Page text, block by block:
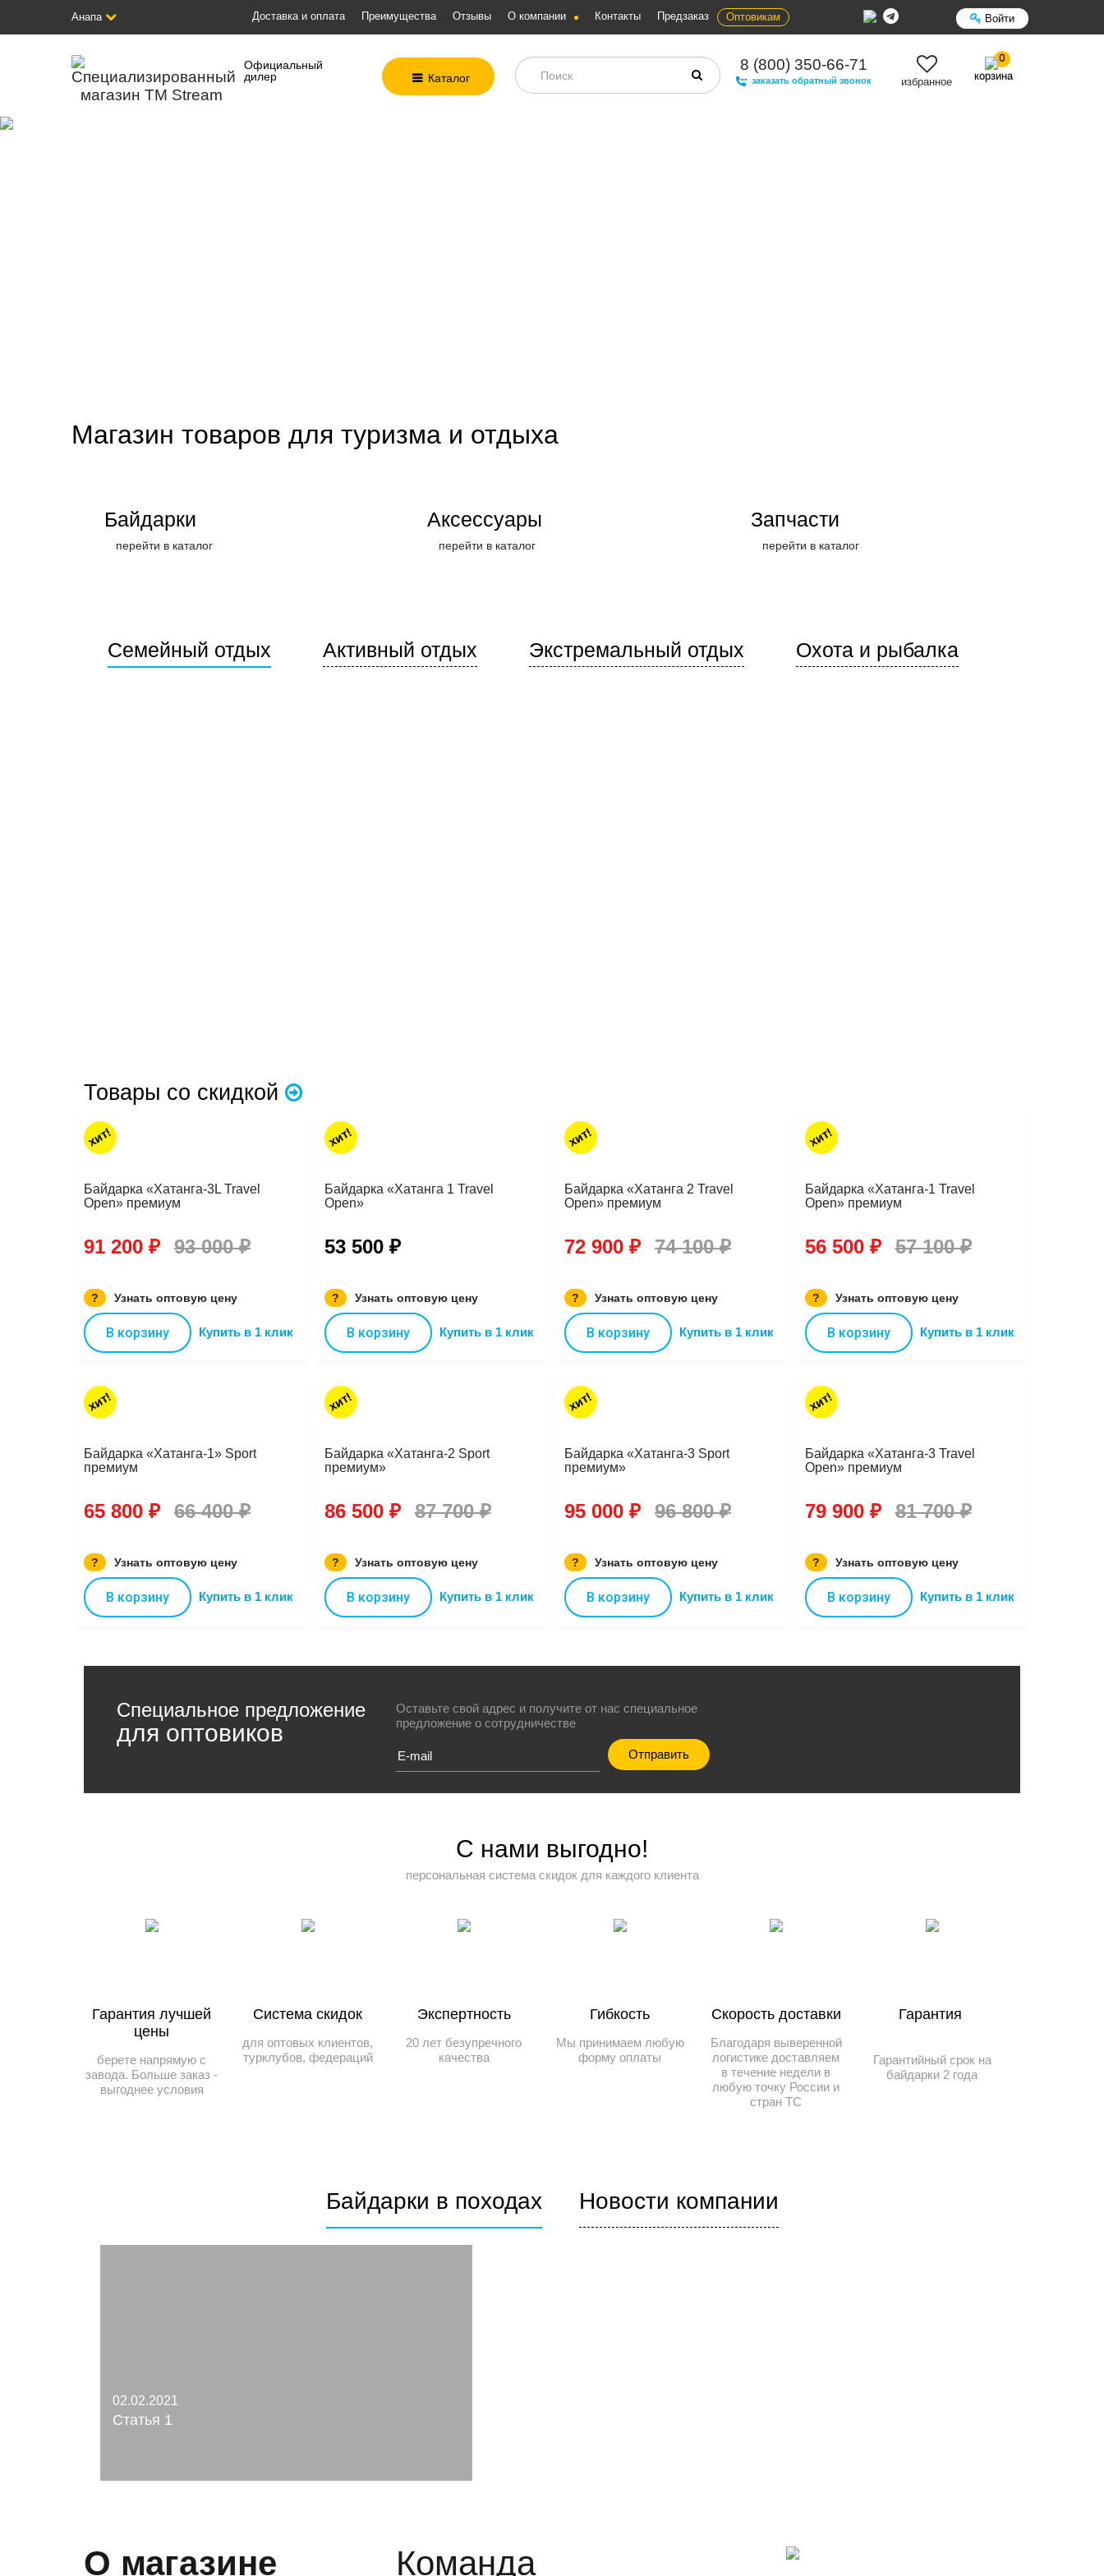
Анапа Доставка и оплата Преимущества Отзывы О компании Контакты Предзаказ Оптовикам Войти
Официальный
дилер
Каталог
8 (800) 350-66-71
заказать обратный звонок избранное
0
корзина
Магазин товаров для туризма и отдыха
Байдарки
перейти в каталог
Аксессуары
перейти в каталог
Запчасти
перейти в каталог
Семейный отдых Активный отдых Экстремальный отдых Охота и рыбалка
Товары со скидкой
хит!
Байдарка «Хатанга-3L Travel
Open» премиум
91 200 ₽ 93 000 ₽
? Узнать оптовую цену
В корзину Купить в 1 клик
хит!
Байдарка «Хатанга 1 Travel
Open»
53 500 ₽
? Узнать оптовую цену
В корзину Купить в 1 клик
хит!
Байдарка «Хатанга 2 Travel
Open» премиум
72 900 ₽ 74 100 ₽
? Узнать оптовую цену
В корзину Купить в 1 клик
хит!
Байдарка «Хатанга-1 Travel
Open» премиум
56 500 ₽ 57 100 ₽
? Узнать оптовую цену
В корзину Купить в 1 клик
хит!
Байдарка «Хатанга-1» Sport
премиум
65 800 ₽ 66 400 ₽
? Узнать оптовую цену
В корзину Купить в 1 клик
хит!
Байдарка «Хатанга-2 Sport
премиум»
86 500 ₽ 87 700 ₽
? Узнать оптовую цену
В корзину Купить в 1 клик
хит!
Байдарка «Хатанга-3 Sport
премиум»
95 000 ₽ 96 800 ₽
? Узнать оптовую цену
В корзину Купить в 1 клик
хит!
Байдарка «Хатанга-3 Travel
Open» премиум
79 900 ₽ 81 700 ₽
? Узнать оптовую цену
В корзину Купить в 1 клик
Специальное предложение
для оптовиков
Оставьте свой адрес и получите от нас специальное
предложение о сотрудничестве
С нами выгодно!
персональная система скидок для каждого клиента
Гарантия лучшей
цены
берете напрямую с
завода. Больше заказ -
выгоднее условия
Система скидок
для оптовых клиентов,
турклубов, федераций
Экспертность
20 лет безупречного
качества
Гибкость
Мы принимаем любую
форму оплаты
Скорость доставки
Благодаря выверенной
логистике доставляем
в течение недели в
любую точку России и
стран ТС
Гарантия
Гарантийный срок на
байдарки 2 года
Байдарки в походах Новости компании
02.02.2021
Статья 1
О магазине Команда